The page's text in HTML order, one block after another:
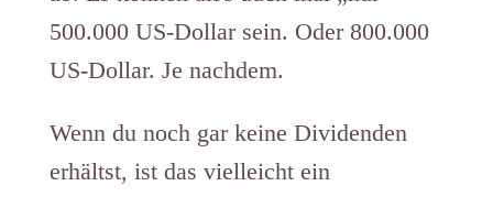
500.000 US-Dollar sein. Oder 800.000
US-Dollar. Je nachdem.
Wenn du noch gar keine Dividenden
erhältst, ist das vielleicht ein